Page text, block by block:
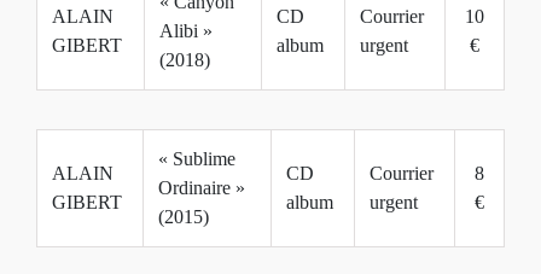
ALAIN
GIBERT
Alibi »
(2018)
CD
album
Courrier
urgent
10
€
ALAIN
GIBERT
« Sublime
Ordinaire »
(2015)
CD
album
Courrier
urgent
8
€